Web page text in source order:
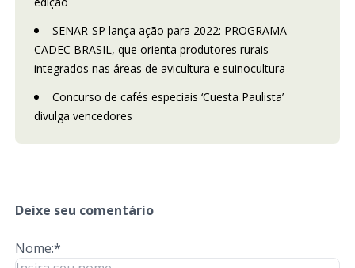
SENAR-SP lança ação para 2022: PROGRAMA
CADEC BRASIL, que orienta produtores rurais
integrados nas áreas de avicultura e suinocultura
Concurso de cafés especiais ‘Cuesta Paulista’
divulga vencedores
Deixe seu comentário
Nome:*